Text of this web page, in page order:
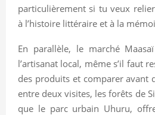
particulièrement si tu veux
à l’histoire littéraire et à la
En parallèle, le marché
l’artisanat local, même s’il faut
des produits et comparer avant
entre deux visites, les forêts de
que le parc urbain Uhuru,